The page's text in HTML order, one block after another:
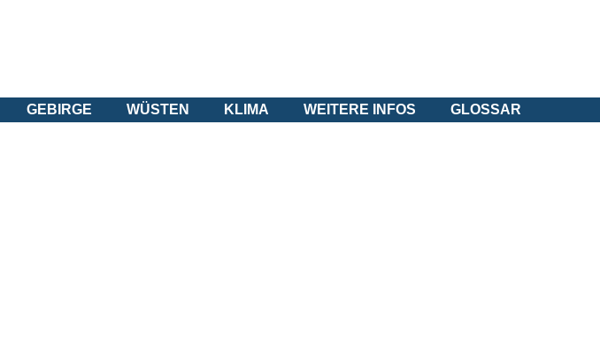
GEBIRGE WÜSTEN KLIMA WEITERE INFOS GLOSSAR